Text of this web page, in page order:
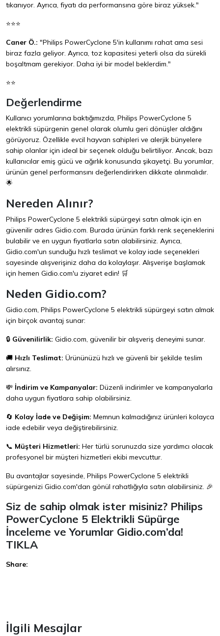
tıkanıyor. Ayrıca, fiyatı da performansına göre biraz yüksek."
⭐⭐⭐
Caner Ö.: "Philips PowerCyclone 5'in kullanımı rahat ama sesi
biraz fazla geliyor. Ayrıca, toz kapasitesi yeterli olsa da sürekli
boşaltmam gerekiyor. Daha iyi bir model beklerdim."
⭐⭐
Değerlendirme
Kullanıcı yorumlarına baktığımızda, Philips PowerCyclone 5
elektrikli süpürgenin genel olarak olumlu geri dönüşler aldığını
görüyoruz. Özellikle evcil hayvan sahipleri ve alerjik bünyelere
sahip olanlar için ideal bir seçenek olduğu belirtiliyor. Ancak, bazı
kullanıcılar emiş gücü ve ağırlık konusunda şikayetçi. Bu yorumlar,
ürünün genel performansını değerlendirirken dikkate alınmalıdır.
🌟
Nereden Alınır?
Philips PowerCyclone 5 elektrikli süpürgeyi satın almak için en
güvenilir adres Gidio.com. Burada ürünün farklı renk seçeneklerini
bulabilir ve en uygun fiyatlarla satın alabilirsiniz. Ayrıca,
Gidio.com'un sunduğu hızlı teslimat ve kolay iade seçenekleri
sayesinde alışverişiniz daha da kolaylaşır. Alışverişe başlamak
için hemen Gidio.com'u ziyaret edin! 🛒
Neden Gidio.com?
Gidio.com, Philips PowerCyclone 5 elektrikli süpürgeyi satın almak
için birçok avantaj sunar:
🔒 Güvenilirlik: Gidio.com, güvenilir bir alışveriş deneyimi sunar.
🚚 Hızlı Teslimat: Ürününüzü hızlı ve güvenli bir şekilde teslim
alırsınız.
💸 İndirim ve Kampanyalar: Düzenli indirimler ve kampanyalarla
daha uygun fiyatlara sahip olabilirsiniz.
🔄 Kolay İade ve Değişim: Memnun kalmadığınız ürünleri kolayca
iade edebilir veya değiştirebilirsiniz.
📞 Müşteri Hizmetleri: Her türlü sorunuzda size yardımcı olacak
profesyonel bir müşteri hizmetleri ekibi mevcuttur.
Bu avantajlar sayesinde, Philips PowerCyclone 5 elektrikli
süpürgenizi Gidio.com'dan gönül rahatlığıyla satın alabilirsiniz. 🎉
Siz de sahip olmak ister misiniz? Philips
PowerCyclone 5 Elektrikli Süpürge
İnceleme ve Yorumlar Gidio.com’da!
TIKLA
Share:
İlgili Mesajlar